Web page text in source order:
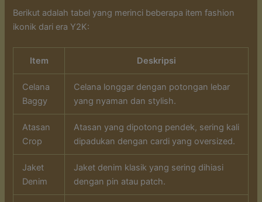
Berikut adalah tabel yang merinci beberapa item fashion
ikonik dari era Y2K:
Item Deskripsi
Celana
Baggy
Celana longgar dengan potongan lebar
yang nyaman dan stylish.
Atasan
Crop
Atasan yang dipotong pendek, sering kali
dipadukan dengan cardi yang oversized.
Jaket
Denim
Jaket denim klasik yang sering dihiasi
dengan pin atau patch.